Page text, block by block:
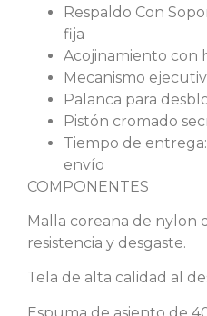
Respaldo Con
fija
Acojinamiento con
Mecanismo
Palanca para
Pistón cromado
Tiempo de
envío
COMPONENTES
Malla coreana de nylon
resistencia y desgaste.
Tela de alta calidad al